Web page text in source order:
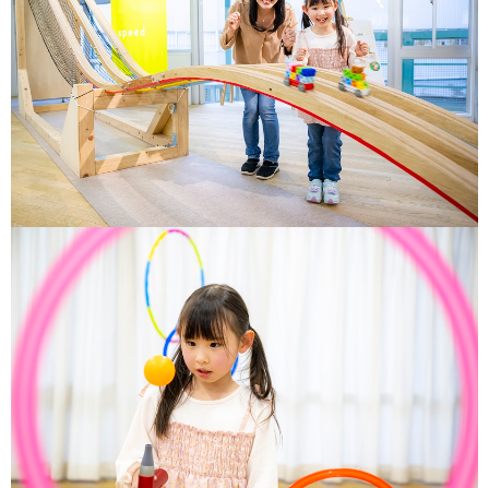
お問い合わせ
個人情報保護方針
サイトポリシー
ソーシャルメディアポリシー